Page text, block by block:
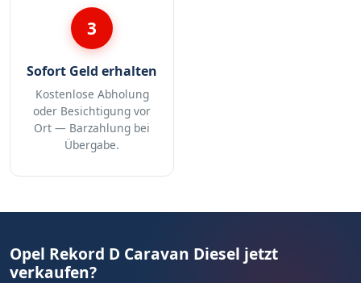
3
Sofort Geld erhalten
Kostenlose Abholung
oder Besichtigung vor
Ort — Barzahlung bei
Übergabe.
Opel Rekord D Caravan Diesel jetzt
verkaufen?